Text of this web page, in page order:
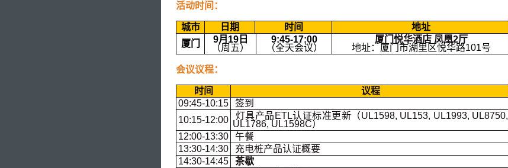
活动时间：
城市 日期 时间
地址
厦门
9月19日
（周五）
9:45-17:00
（全天会议）
厦门悦华酒店 凤凰2厅
地址：厦门市湖里区悦华路101号
会议议程：
时间
议程
09:45-10:15
签到
10:15-12:00
灯具产品ETL认证标准更新（UL1598, UL153, UL1993, UL8750,
UL1786, UL1598C）
12:00-13:30
午餐
13:30-14:30
充电桩产品认证概要
14:30-14:45
茶歇